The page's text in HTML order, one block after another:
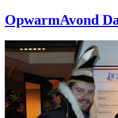
OpwarmAvond